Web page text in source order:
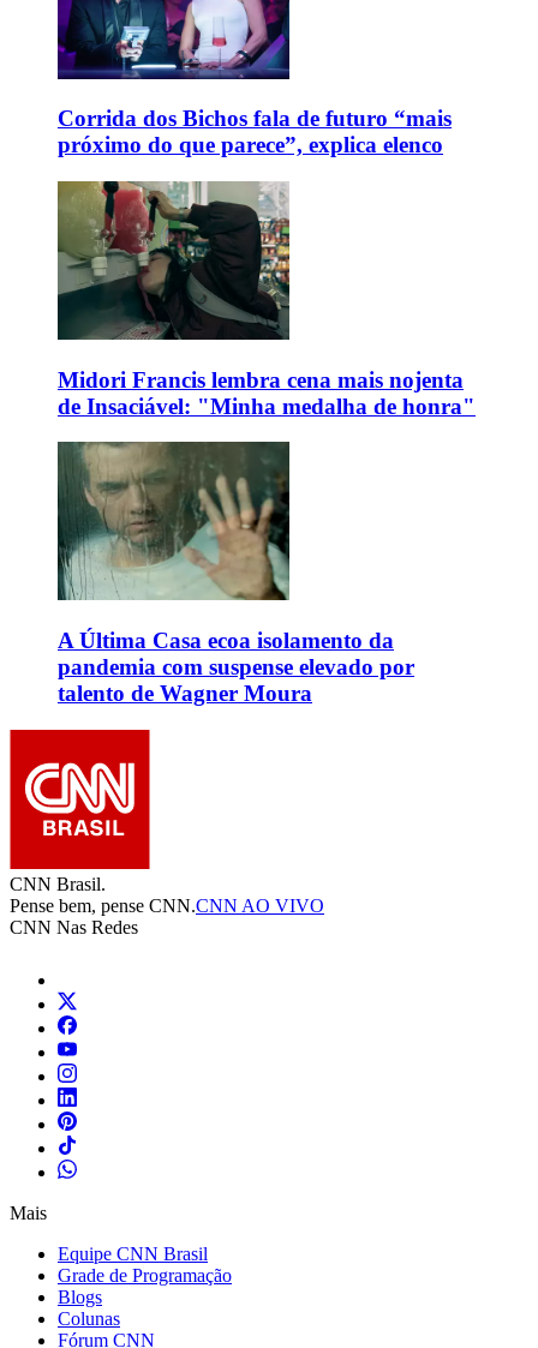
Corrida dos Bichos fala de futuro “mais
próximo do que parece”, explica elenco
Midori Francis lembra cena mais nojenta
de Insaciável: "Minha medalha de honra"
A Última Casa ecoa isolamento da
pandemia com suspense elevado por
talento de Wagner Moura
CNN Brasil.
Pense bem, pense CNN.CNN AO VIVO
CNN Nas Redes
Mais
Equipe CNN Brasil
Grade de Programação
Blogs
Colunas
Fórum CNN